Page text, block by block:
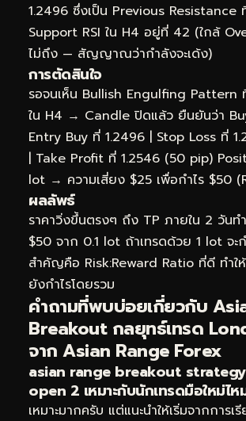
1.2496 ซึ่งเป็น Previous Resistance
Support RSI ใน H4 อยู่ที่ 42 (ใกล้
ไม่ถึง — สัญญาณว่ากำลังจะเด้ง)
การตัดสินใจ
รอจนเห็น Bullish Engulfing Pattern
ใน H4 → Candle ปิดแล้ว ยืนยันว่า
Entry Buy ที่ 1.2496 | Stop Loss ที่
| Take Profit ที่ 1.2546 (50 pip)
lot → ความเสี่ยง $25 เพื่อกำไร $50
ผลลัพธ์
ราคาวิ่งขึ้นตรงๆ ถึง TP ภายใน 2 วันท
$50 จาก 0.1 lot ถ้าเทรดด้วย 1 lot จะ
สำคัญคือ Risk:Reward Ratio ที่ดี ทำใ
ยังกำไรโดยรวม
คำถามที่พบบ่อยเกี่ยวกับ
Breakout กลยุทธ์เทรด
จาก Asian Range Forex
asian range breakout
open 2 เหมาะกับนักเทรดมือใหม่ไห
เหมาะมากครับ แต่แนะนำให้เริ่มจากการเ